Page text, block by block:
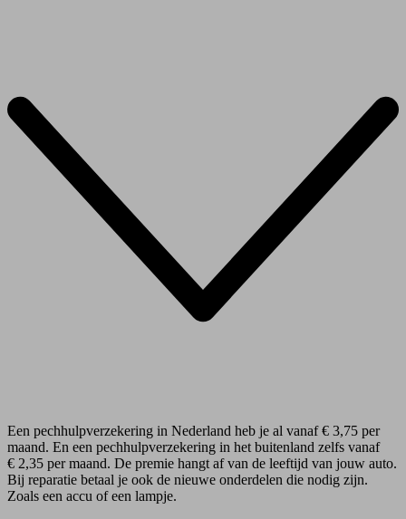
Een pechhulpverzekering in Nederland heb je al vanaf € 3,75 per
maand. En een pechhulpverzekering in het buitenland zelfs vanaf
€ 2,35 per maand. De premie hangt af van de leeftijd van jouw auto.
Bij reparatie betaal je ook de nieuwe onderdelen die nodig zijn.
Zoals een accu of een lampje.